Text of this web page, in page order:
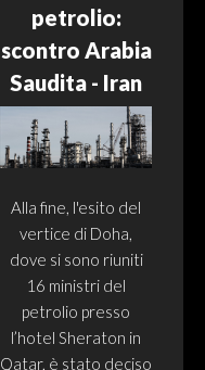
petrolio:
scontro Arabia
Saudita - Iran
Alla fine, l'esito del
vertice di Doha,
dove si sono riuniti
16 ministri del
petrolio presso
l’hotel Sheraton in
Qatar, è stato deciso